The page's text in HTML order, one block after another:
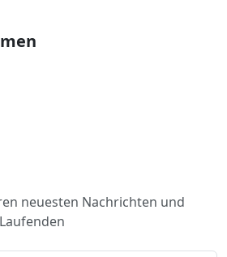
neuesten Nachrichten und